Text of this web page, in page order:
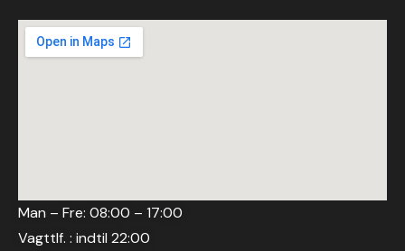
Man – Fre: 08:00 – 17:00
Vagttlf. : indtil 22:00